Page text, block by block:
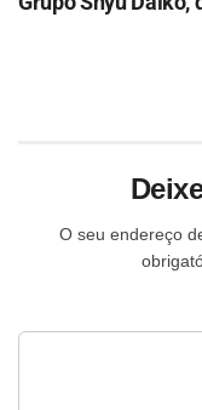
O seu endereço